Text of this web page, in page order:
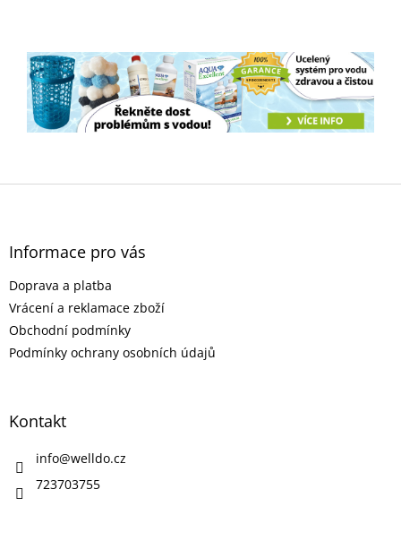
Z
Informace pro vás
Doprava a platba
Vrácení a reklamace zboží
Obchodní podmínky
Podmínky ochrany osobních údajů
Kontakt
info@welldo.cz
723703755